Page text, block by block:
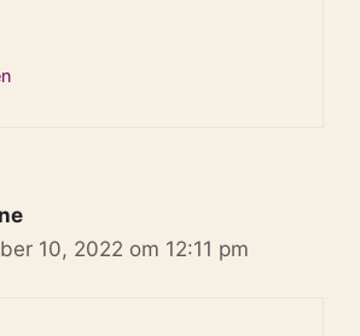
10, 2022 om 12:11 pm